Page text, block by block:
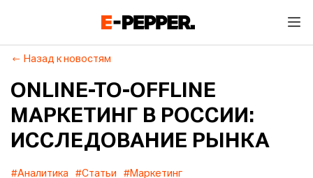
Назад к новостям
ONLINE-TO-OFFLINE
МАРКЕТИНГ В РОССИИ:
ИССЛЕДОВАНИЕ РЫНКА
#Аналитика #Статьи #Маркетинг